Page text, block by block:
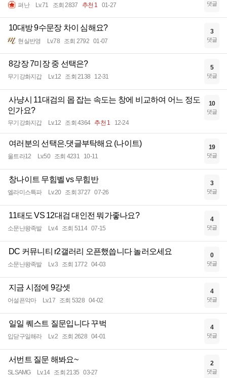
펴난 Lv.71 조회 2837 추천 1 01-27 댓글
10대방 9수문장 차이 심해요?
현실반영 Lv.78 조회 2792 01-07
3
댓글
8강장 7미장 중 선택은?
무기강화지갑 Lv.12 조회 2138 12-31
5
댓글
사냥시 11대검의 몹 잡는 속도는 창에 비교하여 어느 정도
인가요?
무기강화지갑 Lv.12 조회 4364 추천 1 12-24
10
댓글
여러분의 선택은.댓글부탁해요 (나이트)
울트라12 Lv.50 조회 4231 10-11
19
댓글
창나이트 무힘벨 vs 무힘반
엘라미스특파 Lv.20 조회 3727 07-26
3
댓글
11태도 VS 12대검 대인전 뭐가좋나요?
소문난왕족발 Lv.4 조회 5114 07-15
4
댓글
DC 커뮤니티 r2갤러리 오픈했씁니다 놀러오세요
소문난왕족발 Lv.3 조회 1772 04-03
0
댓글
지금 시점에 9강셋
어설픈악마 Lv.17 조회 5328 04-02
4
댓글
일일 퀘스트 질문입니다 꾸벅
입닫구일해라 Lv.2 조회 2628 04-01
4
댓글
서번트 질문 해봐요~
SLSAMG Lv.14 조회 2135 03-27
2
댓글